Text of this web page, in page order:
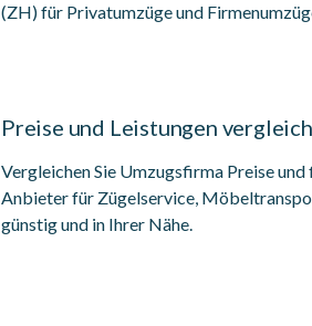
(ZH) für Privatumzüge und
Preise und Leistungen
Vergleichen Sie Umzugsfirma Preise und
Anbieter für Zügelservice,
günstig und in Ihrer Nähe.